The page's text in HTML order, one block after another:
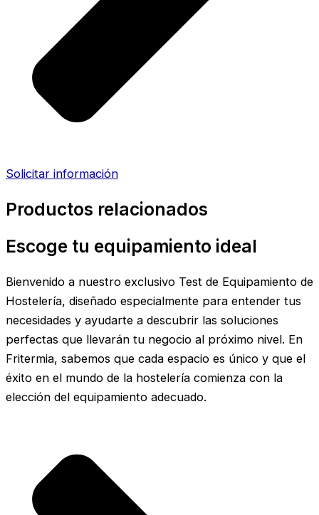
Solicitar información
Productos relacionados
Escoge tu equipamiento ideal
Bienvenido a nuestro exclusivo Test de Equipamiento de
Hostelería, diseñado especialmente para entender tus
necesidades y ayudarte a descubrir las soluciones
perfectas que llevarán tu negocio al próximo nivel. En
Fritermia, sabemos que cada espacio es único y que el
éxito en el mundo de la hostelería comienza con la
elección del equipamiento adecuado.